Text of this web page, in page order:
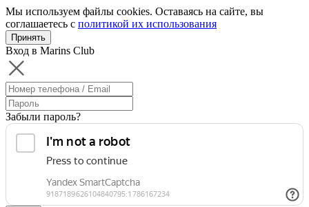
Мы используем файлы cookies. Оставаясь на сайте, вы
соглашаетесь с политикой их использования
Принять
Вход в Marins Club
Забыли пароль?